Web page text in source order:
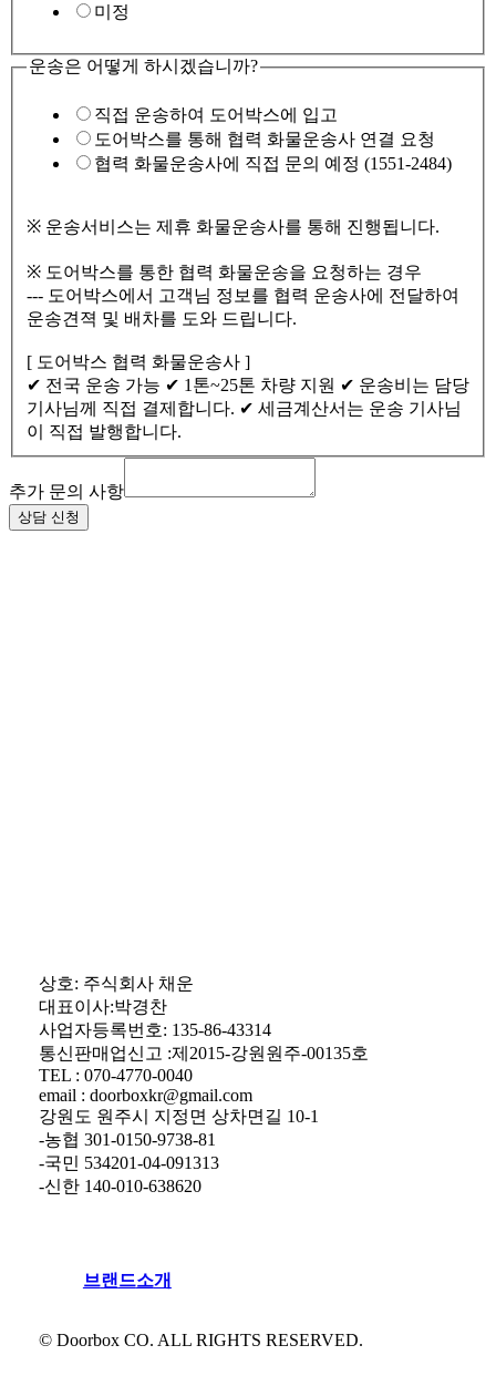
미정
운송은 어떻게 하시겠습니까?
직접 운송하여 도어박스에 입고
도어박스를 통해 협력 화물운송사 연결 요청
협력 화물운송사에 직접 문의 예정 (1551-2484)
※ 운송서비스는 제휴 화물운송사를 통해 진행됩니다.
※ 도어박스를 통한 협력 화물운송을 요청하는 경우
--- 도어박스에서 고객님 정보를 협력 운송사에 전달하여
운송견젹 및 배차를 도와 드립니다.
[ 도어박스 협력 화물운송사 ]
✔ 전국 운송 가능 ✔ 1톤~25톤 차량 지원 ✔ 운송비는 담당
기사님께 직접 결제합니다. ✔ 세금계산서는 운송 기사님
이 직접 발행합니다.
름
보
추가 문의 사항
상담 신청
상호: 주식회사 채운
대표이사:박경찬
사업자등록번호: 135-86-43314
통신판매업신고 :제2015-강원원주-00135호
TEL : 070-4770-0040
email : doorboxkr@gmail.com
강원도 원주시 지정면 상차면길 10-1
-농협 301-0150-9738-81
-국민 534201-04-091313
-신한 140-010-638620
브랜 드소개
© Doorbox CO. ALL RIGHTS RESERVED.